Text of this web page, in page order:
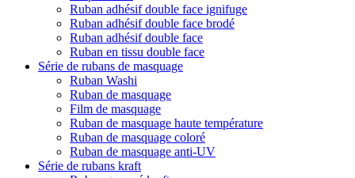
Ruban adhésif double face ignifuge
Ruban adhésif double face brodé
Ruban adhésif double face
Ruban en tissu double face
Série de rubans de masquage
Ruban Washi
Ruban de masquage
Film de masquage
Ruban de masquage haute température
Ruban de masquage coloré
Ruban de masquage anti-UV
Série de rubans kraft